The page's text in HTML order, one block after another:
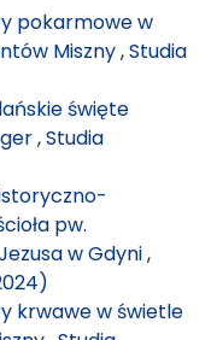
pokarmowe w
Miszny,Studia
święte
,Studia
pw.
w Gdyni,
krwawe w świetle